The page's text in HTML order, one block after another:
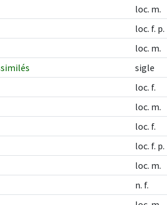
loc. m.
loc. f. p.
loc. m.
sigle
loc. f.
loc. m.
loc. f.
loc. f. p.
loc. m.
n. f.